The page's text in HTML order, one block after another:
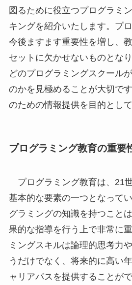
図るために役立つプログラミ
キングを紹介いたします。プ
今後ますます重要性を増し、
セットに欠かせないものとな
どのプログラミングスクール
のかを見極めることが大切で
のための情報提供を目的として
プログラミング教育の重要
プログラミング教育は、21
基本的な要素の一つとなって
グラミングの知識を持つこと
果的な指導を行う上で非常に
ミングスキルは論理的思考力
うだけでなく、将来的に高い
ャリアパスを提供することが